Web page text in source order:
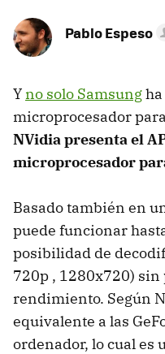
Pablo Espeso
Yno solo Samsung
microprocesador
NVidia presenta el
microprocesador
Basado también en
puede funcionar
posibilidad de
720p , 1280x720) sin
rendimiento. Según
equivalente a las
ordenador, lo cual es